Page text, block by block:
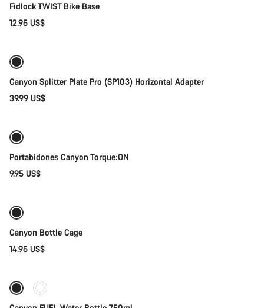
Fidlock TWIST Bike Base
12.95 US$
Canyon Splitter Plate Pro (SP103) Horizontal Adapter
39.99 US$
Portabidones Canyon Torque:ON
9.95 US$
Canyon Bottle Cage
14.95 US$
Próximamente